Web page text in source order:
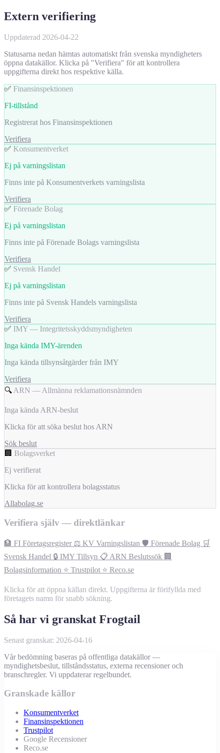
Extern verifiering
Uppdaterad 2026-04-22
Statusarna nedan hämtas automatiskt från svenska myndigheters
öppna datakällor. Klicka på "Verifiera" för att kontrollera
uppgifterna direkt hos respektive källa.
✅ Finansinspektionen
FI-tillstånd
Registrerat hos Finansinspektionen
Verifiera
✅ Konsumentverket
Ej på varningslistan
Finns inte på Konsumentverkets varningslista
Verifiera
✅ Förenade Bolag
Ej på varningslistan
Finns inte på Förenade Bolags varningslista
Verifiera
✅ Svensk Handel
Ej på varningslistan
Finns inte på Svensk Handels varningslista
Verifiera
✅ IMY — Integritetsskyddsmyndigheten
Inga kända IMY-ärenden
Inga kända tillsynsåtgärder från IMY
Verifiera
🔍 ARN — Allmänna reklamationsnämnden
Inga kända ARN-beslut
Klicka för att söka beslut hos ARN
Sök beslut
🏢 Bolagsverket
Ej verifierat
Klicka för att kontrollera bolagsstatus
Allabolag.se
Verifiera själv — direktlänkar
🏦 FI Företagsregister ⚖️ KV Varningslistan 🛡️ Förenade Bolag 🛒
Svensk Handel 🔒 IMY Tillsyn 📋 ARN Beslutssök 🏢
Bolagsinformation ⭐ Trustpilot ⭐ Reco.se
Klicka för att öppna källan direkt. Uppgifterna är förifyllda med
företagets namn för snabb sökning.
Så har vi granskat Frogtail
Senast granskat: 2026-04-16
Vår bedömning baseras på offentliga datakällor —
myndighetsbeslut, tillståndsstatus, externa recensioner och
branschregler. Vi uppdaterar regelbundet.
Granskade källor
Konsumentverket
Finansinspektionen
Trustpilot
Google Recensioner
Reco.se